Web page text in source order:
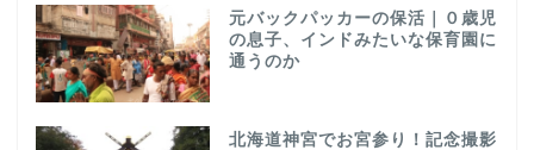
元バックパッカーの保活｜０歳児
の息子、インドみたいな保育園に
通うのか
北海道神宮でお宮参り！記念撮影